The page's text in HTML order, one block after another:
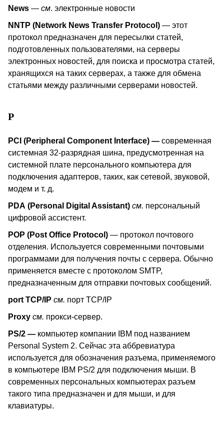
News — см. электронные новости
NNTP (Network News Transfer Protocol ) — этот
протокол предназначен для пересылки статей,
подготовленных пользователями, на серверы
электронных новостей, для поиска и просмотра статей,
хранящихся на таких серверах, а также для обмена
статьями между различными серверами новостей.
P
PCI (Peripheral Component Interface) — современная
системная 32-разрядная шина, предусмотренная на
системной плате персонального компьютера для
подключения адаптеров, таких, как сетевой, звуковой,
модем и т. д.
PDA (Personal Digital Assistant) см. персональный
цифровой ассистент.
POP (Post Office Protocol) — протокол почтового
отделения. Используется современными почтовыми
программами для получения почты с сервера. Обычно
применяется вместе с протоколом SMTP,
предназначенным для отправки почтовых сообщений.
port TCP/IP см. порт TCP/IP
Proxy см. прокси-сервер.
PS/2 — компьютер компании IBM под названием
Personal System 2. Сейчас эта аббревиатура
используется для обозначения разъема, применяемого
в компьютере IBM PS/2 для подключения мыши. В
современных персональных компьютерах разъем
такого типа предназначен и для мыши, и для
клавиатуры.